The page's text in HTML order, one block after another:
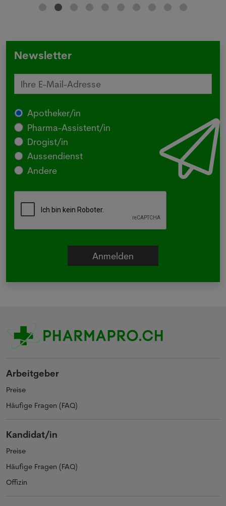
Newsletter
Apotheker/in
Pharma-Assistent/in
Drogist/in
Aussendienst
Andere
Arbeitgeber
Preise
Häufige Fragen (FAQ)
Kandidat/in
Preise
Häufige Fragen (FAQ)
Offizin